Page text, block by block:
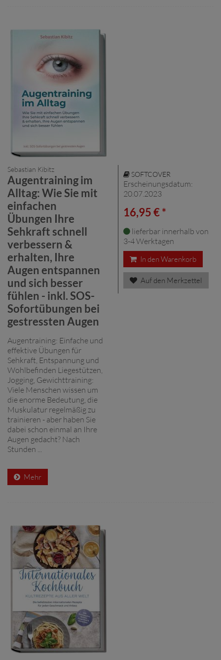
Sebastian Kibitz
Augentraining im
Alltag: Wie Sie mit
einfachen
Übungen Ihre
Sehkraft schnell
verbessern &
erhalten, Ihre
Augen entspannen
und sich besser
fühlen - inkl. SOS-
Sofortübungen bei
gestressten Augen
Augentraining: Einfache und
effektive Übungen für
Sehkraft, Entspannung und
Wohlbefinden Liegestützen,
Jogging, Gewichttraining:
Viele Menschen wissen um
die enorme Bedeutung, die
Muskulatur regelmäßig zu
trainieren - aber haben Sie
dabei schon einmal an Ihre
Augen gedacht? Nach
Stunden ...
Mehr
SOFTCOVER
Erscheinungsdatum:
20.07.2023
16,95 € *
lieferbar innerhalb von
3-4 Werktagen
In den Warenkorb
Auf den Merkzettel